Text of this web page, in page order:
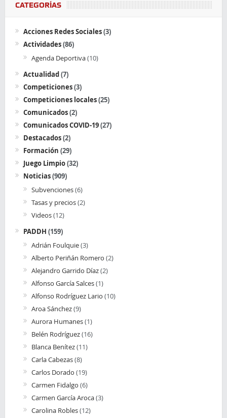
CATEGORÍAS
Acciones Redes Sociales(3)
Actividades(86)
Agenda Deportiva(10)
Actualidad(7)
Competiciones(3)
Competiciones locales(25)
Comunicados(2)
Comunicados COVID-19(27)
Destacados(2)
Formación (29)
Juego Limpio(32)
Noticias(909)
Subvenciones(6)
Tasas y precios(2)
Videos(12)
PADDH (159)
Adrián Foulquie(3)
Alberto Periñán Romero (2)
Alejandro Garrido Díaz(2)
Alfonso García Salces(1)
Alfonso Rodríguez Lario (10)
Aroa Sánchez(9)
Aurora Humanes(1)
Belén Rodríguez(16)
Blanca Benítez(11)
Carla Cabezas(8)
Carlos Dorado (19)
Carmen Fidalgo (6)
Carmen García Aroca(3)
Carolina Robles(12)